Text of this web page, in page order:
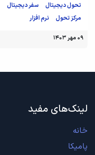
تحول دیجیتال سفر دیجیتال
مرکز تحول
نرم افزار
۰۹ مهر ۱۴۰۳
لینک‌های مفید
خانه
پامیکا